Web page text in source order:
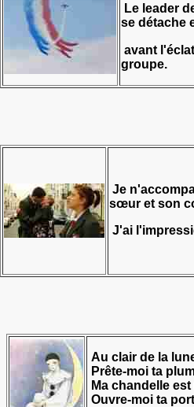
Le leader
se détache
avant
groupe.
Je
sœur et son
J'ai
Au clair de la
Prête-moi ta
Ma chandelle
Ouvre-moi ta